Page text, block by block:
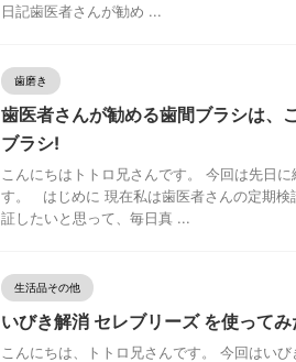
日記歯医者さんが勧め ...
歯磨き
歯医者さんが勧める歯間ブラシは、
ブラシ!
こんにちはトトロ兄さんです。 今回は先日
す。 はじめに 現在私は歯医者さんの定期検
証したいと思って、毎日真 ...
生活品その他
いびき解消 セレブリーズ を使ってみ
こんにちは、トトロ兄さんです。 今回はい